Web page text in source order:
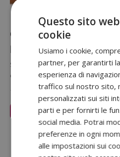
On That Ass: 1+1
poco)
Solo fino al 2 agosto 2026, On That
con l'iscrizione dell'abbonamento.
1 Agosto 2026
Leggi Articolo
Questo sito
cookie
Usiamo i cookie,
partner, per garantirti
esperienza di
traffico sul nostro sito,
personalizzati sui siti
parti e per fornirti le
social media. Potrai
preferenze in ogni
alle impostazioni sui